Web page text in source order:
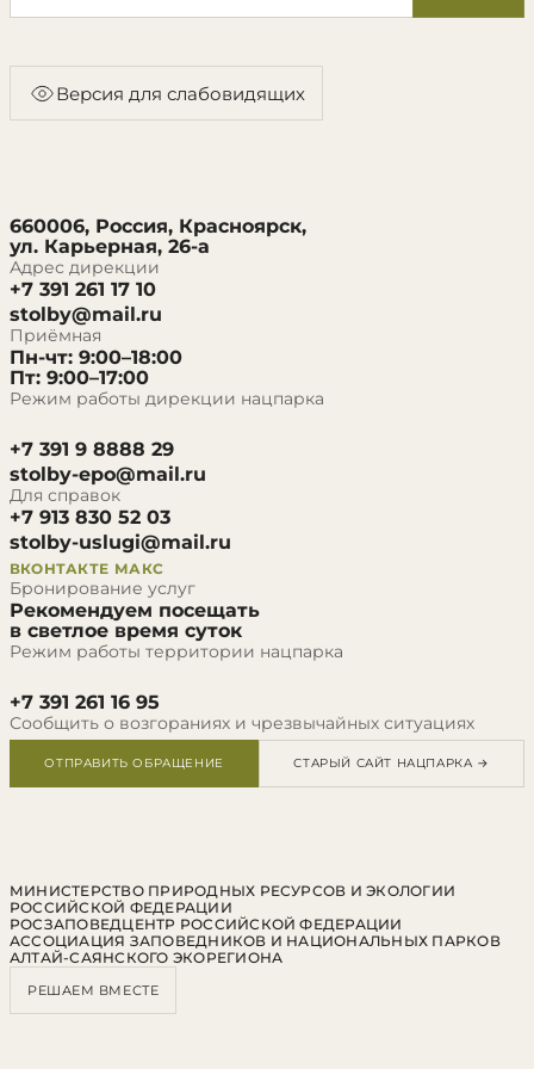
Версия для слабовидящих
660006, Россия, Красноярск,
ул. Карьерная, 26-а
Адрес дирекции
+7 391 261 17 10
stolby@mail.ru
Приёмная
Пн-чт: 9:00–18:00
Пт: 9:00–17:00
Режим работы дирекции нацпарка
+7 391 9 8888 29
stolby-epo@mail.ru
Для справок
+7 913 830 52 03
stolby-uslugi@mail.ru
ВКОНТАКТЕ МАКС
Бронирование услуг
Рекомендуем посещать
в светлое время суток
Режим работы территории нацпарка
+7 391 261 16 95
Сообщить о возгораниях и чрезвычайных ситуациях
ОТПРАВИТЬ ОБРАЩЕНИЕ СТАРЫЙ САЙТ НАЦПАРКА →
МИНИСТЕРСТВО ПРИРОДНЫХ РЕСУРСОВ И ЭКОЛОГИИ
РОССИЙСКОЙ ФЕДЕРАЦИИ
РОСЗАПОВЕДЦЕНТР РОССИЙСКОЙ ФЕДЕРАЦИИ
АССОЦИАЦИЯ ЗАПОВЕДНИКОВ И НАЦИОНАЛЬНЫХ ПАРКОВ
АЛТАЙ-САЯНСКОГО ЭКОРЕГИОНА
РЕШАЕМ ВМЕСТЕ